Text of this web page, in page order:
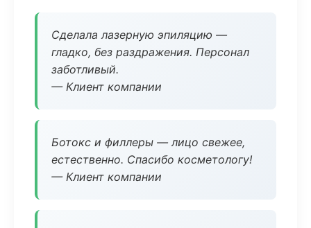
Сделала лазерную эпиляцию —
гладко, без раздражения. Персонал
заботливый.
— Клиент компании
Ботокс и филлеры — лицо свежее,
естественно. Спасибо косметологу!
— Клиент компании